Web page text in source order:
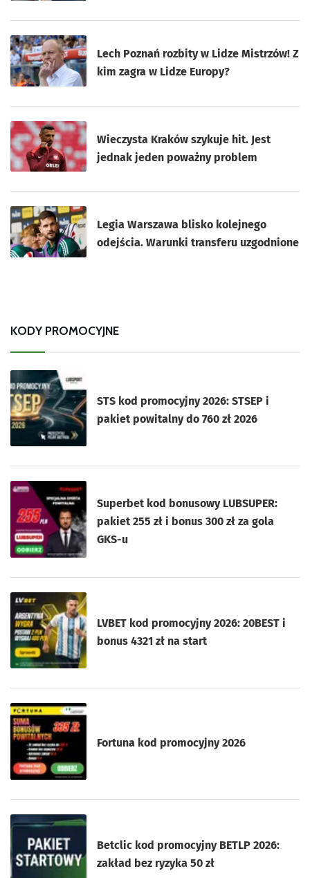
Lech Poznań rozbity w Lidze Mistrzów! Z
kim zagra w Lidze Europy?
Wieczysta Kraków szykuje hit. Jest
jednak jeden poważny problem
Legia Warszawa blisko kolejnego
odejścia. Warunki transferu uzgodnione
KODY PROMOCYJNE
STS kod promocyjny 2026: STSEP i
pakiet powitalny do 760 zł 2026
Superbet kod bonusowy LUBSUPER:
pakiet 255 zł i bonus 300 zł za gola
GKS-u
LVBET kod promocyjny 2026: 20BEST i
bonus 4321 zł na start
Fortuna kod promocyjny 2026
Betclic kod promocyjny BETLP 2026:
zakład bez ryzyka 50 zł